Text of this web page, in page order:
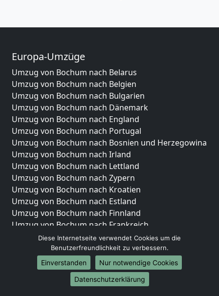
Europa-Umzüge
Umzug von Bochum nach Belarus
Umzug von Bochum nach Belgien
Umzug von Bochum nach Bulgarien
Umzug von Bochum nach Dänemark
Umzug von Bochum nach England
Umzug von Bochum nach Portugal
Umzug von Bochum nach Bosnien und Herzegowina
Umzug von Bochum nach Irland
Umzug von Bochum nach Lettland
Umzug von Bochum nach Zypern
Umzug von Bochum nach Kroatien
Umzug von Bochum nach Estland
Umzug von Bochum nach Finnland
Umzug von Bochum nach Frankreich
Umzug von Bochum nach Griechenland
Umzug von Bochum nach Italien
Umzug von Bochum nach Liechtenstein
Umzug von Bochum nach Luxemburg
Umzug von Bochum nach Niederlande
Diese Internetseite verwendet Cookies um die
Benutzerfreundlichkeit zu verbessern.
Einverstanden
Nur notwendige Cookies
Datenschutzerklärung